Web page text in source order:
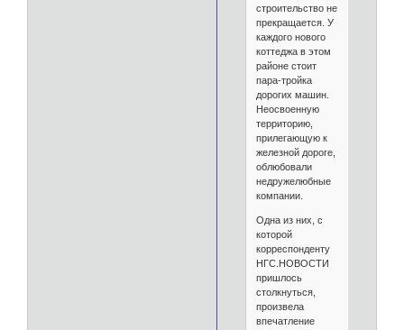
строительство не
прекращается. У
каждого нового
коттеджа в этом
районе стоит
пара-тройка
дорогих машин.
Неосвоенную
территорию,
прилегающую к
железной дороге,
облюбовали
недружелюбные
компании.
Одна из них, с
которой
корреспонденту
НГС.НОВОСТИ
пришлось
столкнуться,
произвела
впечатление